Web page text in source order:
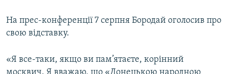
На прес-конференції 7 серпня Бородай оголосив про
свою відставку.
«Я все-таки, якщо ви пам’ятаєте, корінний